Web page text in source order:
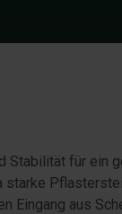
Stabilität für ein
starke
Eingang aus